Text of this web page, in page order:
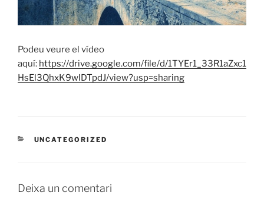
Podeu veure el vídeo
aquí: https://drive.google.com/file/d/1TYEr1_33R1aZxc1
HsEl3QhxK9wIDTpdJ/view?usp=sharing
CATEGORIES
UNCATEGORIZED
Deixa un comentari